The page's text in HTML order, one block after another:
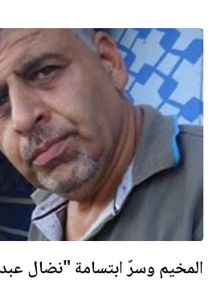
المخيم وسرّ ابتسامة "نضال